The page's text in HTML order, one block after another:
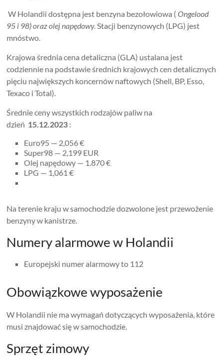
W Holandii dostępna jest benzyna bezołowiowa (Ongelood
95 i 98) oraz olej napędowy.Stacji benzynowych (LPG) jest
mnóstwo.
Krajowa średnia cena detaliczna (GLA) ustalana jest
codziennie na podstawie średnich krajowych cen detalicznych
pięciu największych koncernów naftowych (Shell, BP, Esso,
Texaco i Total).
Średnie ceny wszystkich rodzajów paliw na
dzień 15.12.2023 :
Euro95 — 2,056 €
Super98 — 2,199 EUR
Olej napędowy — 1.870 €
LPG — 1,061 €
Na terenie kraju w samochodzie dozwolone jest przewożenie
benzyny w kanistrze.
Numery alarmowe w Holandii
Europejski numer alarmowy to 112
Obowiązkowe wyposażenie
W Holandii nie ma wymagań dotyczących wyposażenia, które
musi znajdować się w samochodzie.
Sprzęt zimowy